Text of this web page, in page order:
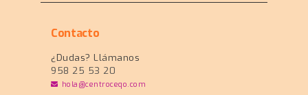
Contacto
¿Dudas? Llámanos
958 25 53 20
hola@centroceqo.com